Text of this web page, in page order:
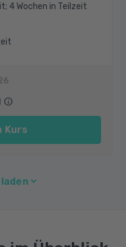
4 Wochen in Teilzeit
Kurs